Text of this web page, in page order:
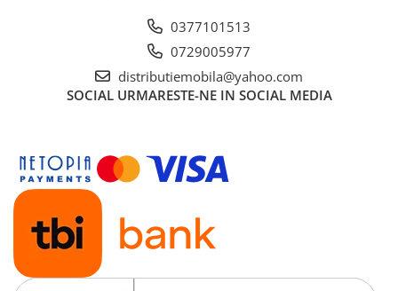
0377101513
0729005977
distributiemobila@yahoo.com
SOCIAL URMARESTE-NE IN SOCIAL MEDIA